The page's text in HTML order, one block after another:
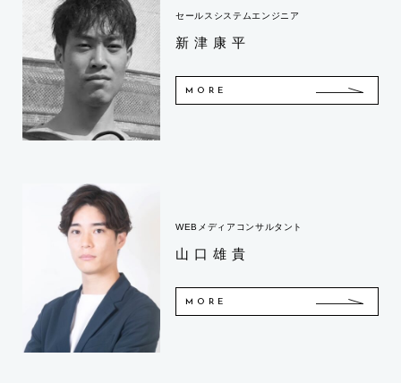
セールスシステムエンジニア
新津康平
MORE
WEBメディアコンサルタント
山口雄貴
MORE